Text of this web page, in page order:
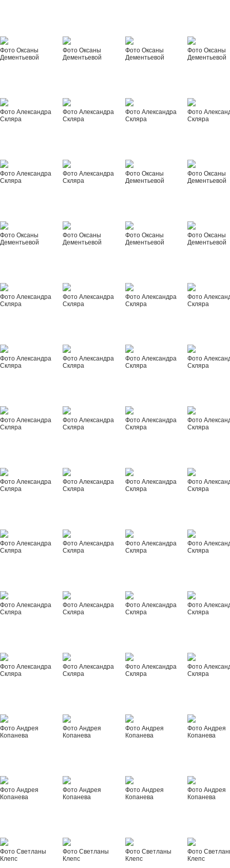
Фото Оксаны
Дементьевой
Фото Оксаны
Дементьевой
Фото Оксаны
Дементьевой
Фото Оксаны
Дементьевой
Фото Александра
Скляра
Фото Александра
Скляра
Фото Александра
Скляра
Фото
Скляра
Фото Александра
Скляра
Фото Александра
Скляра
Фото Оксаны
Дементьевой
Фото Оксаны
Дементьевой
Фото Оксаны
Дементьевой
Фото Оксаны
Дементьевой
Фото Оксаны
Дементьевой
Фото Оксаны
Дементьевой
Фото Александра
Скляра
Фото Александра
Скляра
Фото Александра
Скляра
Фото
Скляра
Фото Александра
Скляра
Фото Александра
Скляра
Фото Александра
Скляра
Фото
Скляра
Фото Александра
Скляра
Фото Александра
Скляра
Фото Александра
Скляра
Фото
Скляра
Фото Александра
Скляра
Фото Александра
Скляра
Фото Александра
Скляра
Фото
Скляра
Фото Александра
Скляра
Фото Александра
Скляра
Фото Александра
Скляра
Фото
Скляра
Фото Александра
Скляра
Фото Александра
Скляра
Фото Александра
Скляра
Фото
Скляра
Фото Александра
Скляра
Фото Александра
Скляра
Фото Александра
Скляра
Фото
Скляра
Фото Андрея
Копанева
Фото Андрея
Копанева
Фото Андрея
Копанева
Фото Андрея
Копанева
Фото Андрея
Копанева
Фото Андрея
Копанева
Фото Андрея
Копанева
Фото Андрея
Копанева
Фото Светланы
Клепс
Фото Светланы
Клепс
Фото Светланы
Клепс
Фото
Клепс